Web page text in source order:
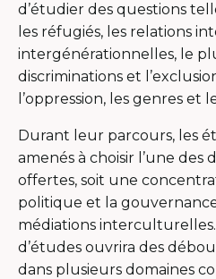
d’étudier des questions
les réfugiés, les relations
intergénérationnelles, le
discriminations et
l’oppression, les genres et
Durant leur parcours, les
amenés à choisir l’une
offertes, soit une
politique et la
médiations
d’études ouvrira des
dans plusieurs domaines